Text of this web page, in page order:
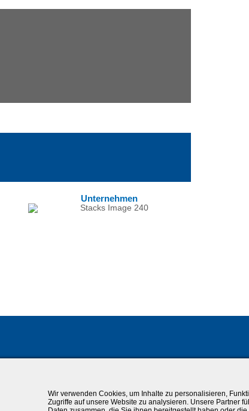
Unternehmen
Wir verwenden Cookies, um Inhalte zu personalisieren,
Zugriffe auf unsere Website zu analysieren. Unsere Partner